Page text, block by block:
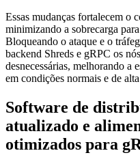
Essas mudanças fortalecem o
minimizando a sobrecarga
Bloqueando o ataque e o
backend Shreds e gRPC os
desnecessárias, melhorando a
em condições normais e de
Software de
atualizado e
otimizados para